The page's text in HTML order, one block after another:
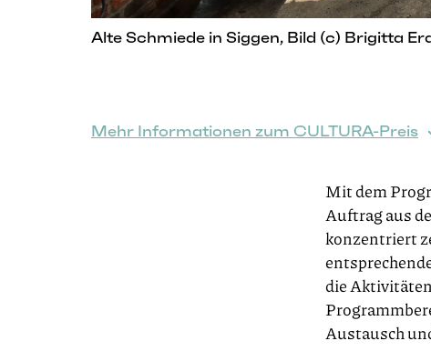
Alte Schmiede in Siggen, Bild (c) Brigitta
Mehr Informationen zum CULTURA-Preis
Mit dem
Auftrag aus
konzentriert
die
Austausch